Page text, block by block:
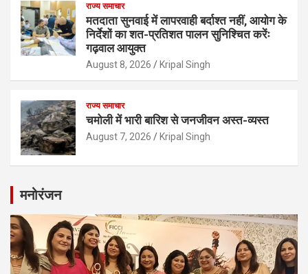
राज्य समाचार
मतदाता सुनवाई में लापरवाही बर्दाश्त नहीं, आयोग के
निर्देशों का शत-प्रतिशत पालन सुनिश्चित करेंः
गढ़वाल आयुक्त
August 8, 2026 Kripal Singh
राज्य समाचार
चमोली में भारी बारिश से जनजीवन अस्त-व्यस्त
August 7, 2026 Kripal Singh
मनोरंजन